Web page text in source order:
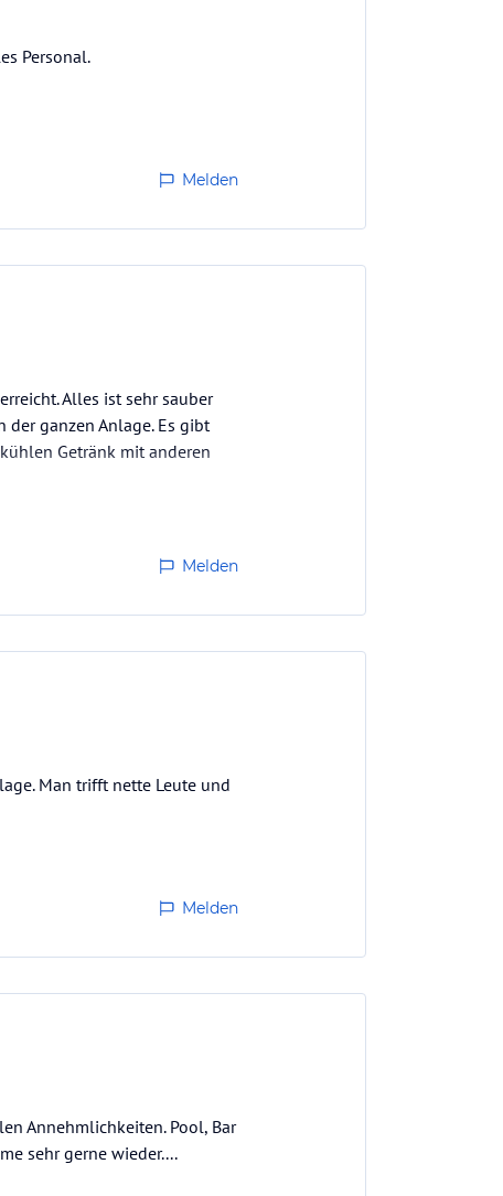
Personal.
Melden
Alles ist sehr sauber
der ganzen Anlage. Es gibt
Getränk mit anderen
Melden
Man trifft nette Leute und
Melden
Annehmlichkeiten. Pool, Bar
sehr gerne wieder....